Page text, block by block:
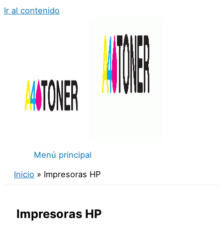
Ir al contenido
Menú principal
Inicio
Impresoras HP
Impresoras HP